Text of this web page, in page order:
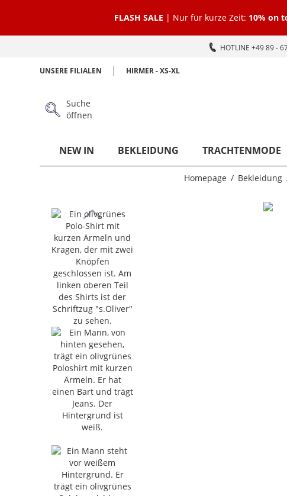
FLASH SALE | Nur für kurze Zeit: 10% on
HOTLINE +49 89 -
UNSERE FILIALEN HIRMER - XS-XL
Suche
öffnen
NEW IN BEKLEIDUNG TRACHTENMODE
Homepage Bekleidung